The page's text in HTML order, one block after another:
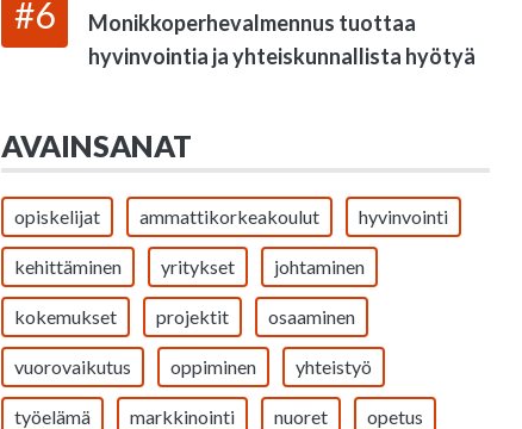
#6
Monikkoperhevalmennus tuottaa
hyvinvointia ja yhteiskunnallista hyötyä
AVAINSANAT
opiskelijat ammattikorkeakoulut hyvinvointi
kehittäminen yritykset johtaminen
kokemukset projektit osaaminen
vuorovaikutus oppiminen yhteistyö
työelämä markkinointi nuoret opetus